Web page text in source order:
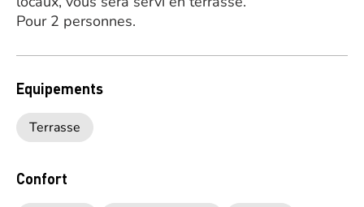
Pour 2 personnes.
Equipements
Terrasse
Confort